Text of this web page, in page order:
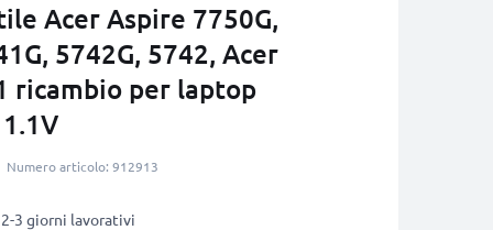
Acer Aspire 7750G,
5742G, 5742, Acer
ricambio per laptop
Numero articolo: 912913
2-3 giorni lavorativi